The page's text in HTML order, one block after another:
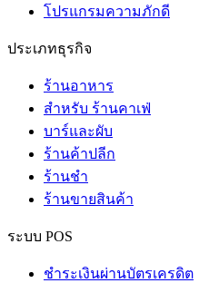
โปรแกรมความภักดี
ประเภทธุรกิจ
ร้านอาหาร
สำหรับ ร้านคาเฟ่
บาร์และผับ
ร้านค้าปลีก
ร้านชำ
ร้านขายสินค้า
ระบบ POS
ชำระเงินผ่านบัตรเครดิต